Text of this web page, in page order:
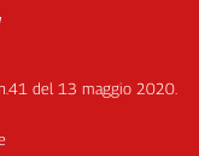
del 13 maggio 2020.